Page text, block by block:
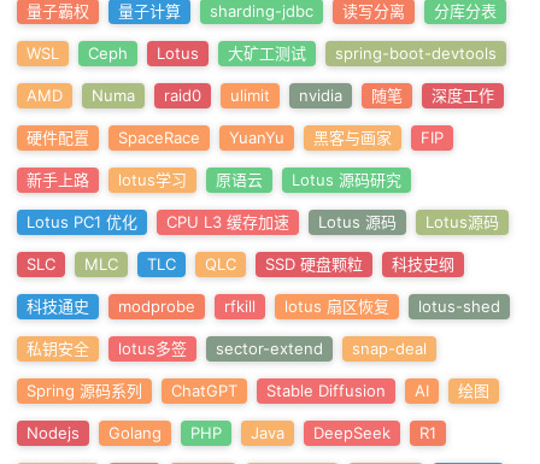
量子霸权 量子计算 sharding-jdbc 读写分离 分库分表
WSL Ceph Lotus 大矿工测试 spring-boot-devtools
AMD Numa raid0 ulimit nvidia 随笔 深度工作
硬件配置 SpaceRace YuanYu 黑客与画家 FIP
新手上路 lotus学习 原语云 Lotus 源码研究
Lotus PC1 优化 CPU L3 缓存加速 Lotus 源码 Lotus源码
SLC MLC TLC QLC SSD 硬盘颗粒 科技史纲
科技通史 modprobe rfkill lotus 扇区恢复 lotus-shed
私钥安全 lotus多签 sector-extend snap-deal
Spring 源码系列 ChatGPT Stable Diffusion AI 绘图
Nodejs Golang PHP Java DeepSeek R1